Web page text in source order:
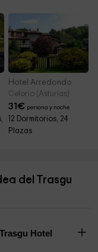
Hotel Arredondo
Celorio (Asturias)
31€ persona y noche
12 Dormitorios, 24
Plazas
del Trasgu
Hotel